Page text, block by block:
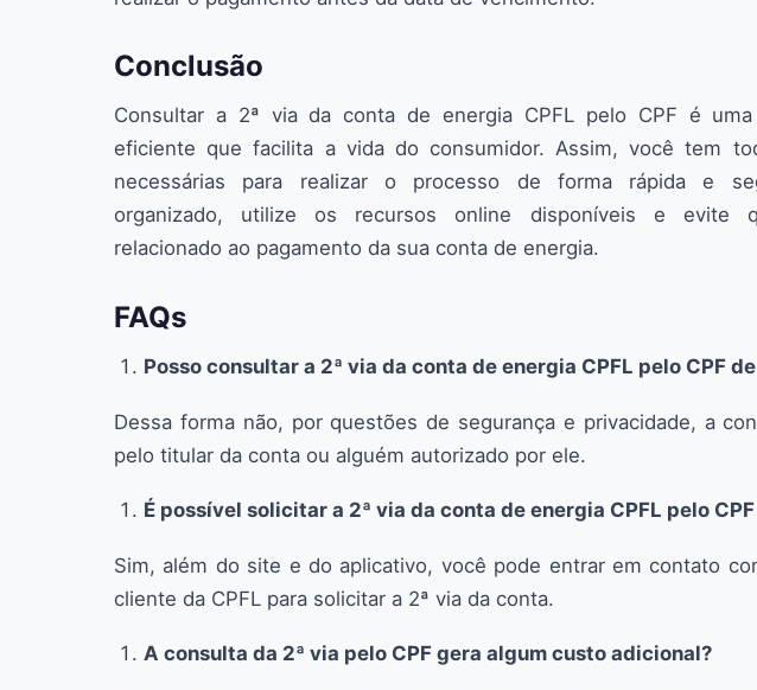
Conclusão
Consultar a 2ª via da conta de energia CPFL pelo CPF é
eficiente que facilita a vida do consumidor. Assim, você tem
necessárias para realizar o processo de forma rápida e
organizado, utilize os recursos online disponíveis e evite
relacionado ao pagamento da sua conta de energia.
FAQs
Posso consultar a 2ª via da conta de energia CPFL pelo CPF
Dessa forma não, por questões de segurança e privacidade, a
pelo titular da conta ou alguém autorizado por ele.
É possível solicitar a 2ª via da conta de energia CPFL pelo
Sim, além do site e do aplicativo, você pode entrar em contato
cliente da CPFL para solicitar a 2ª via da conta.
A consulta da 2ª via pelo CPF gera algum custo adicional?